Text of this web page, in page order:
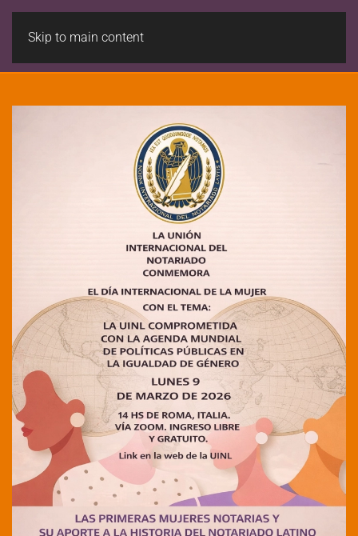
Skip to main content